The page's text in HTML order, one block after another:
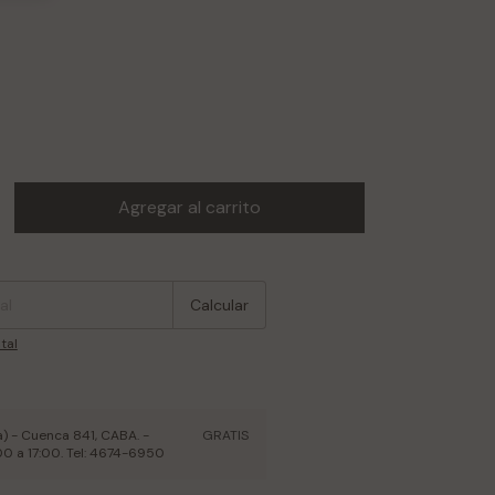
Calcular
- Cuenca 841, CABA. -
a 17:00. Tel: 4674-6950
GRATIS